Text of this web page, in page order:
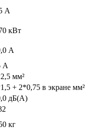
А
кВт
А
А
мм²
+ 2*0,75 в экране мм²
дБ(A)
кг